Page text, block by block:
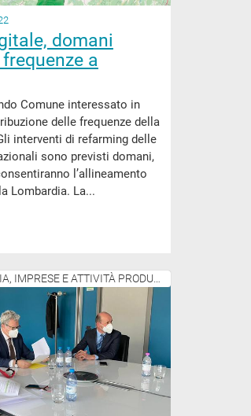
domani
a
Comune interessato in
delle frequenze della
interventi di refarming delle
sono previsti domani,
l’allineamento
Lombardia. La...